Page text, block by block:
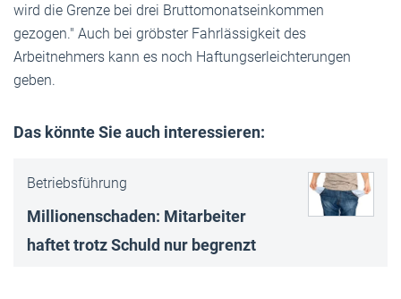
wird die Grenze bei drei Bruttomonatseinkommen
gezogen." Auch bei gröbster Fahrlässigkeit des
Arbeitnehmers kann es noch Haftungserleichterungen
geben.
Das könnte Sie auch interessieren:
Betriebsführung
Millionenschaden: Mitarbeiter
haftet trotz Schuld nur begrenzt